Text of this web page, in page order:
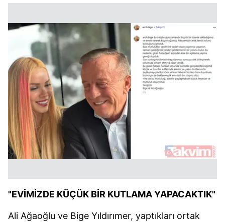
"EVİMİZDE KÜÇÜK BİR KUTLAMA YAPACAKTIK"
Ali Ağaoğlu ve Bige Yıldırımer, yaptıkları ortak